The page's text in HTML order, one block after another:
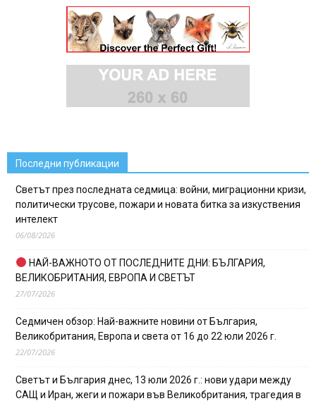
Последни публикации
Светът през последната седмица: войни, миграционни кризи,
политически трусове, пожари и новата битка за изкуствения
интелект
06/08/2026
НАЙ-ВАЖНОТО ОТ ПОСЛЕДНИТЕ ДНИ: БЪЛГАРИЯ,
ВЕЛИКОБРИТАНИЯ, ЕВРОПА И СВЕТЪТ
27/07/2026
Седмичен обзор: Най-важните новини от България,
Великобритания, Европа и света от 16 до 22 юли 2026 г.
22/07/2026
Светът и България днес, 13 юли 2026 г.: нови удари между
САЩ и Иран, жеги и пожари във Великобритания, трагедия в